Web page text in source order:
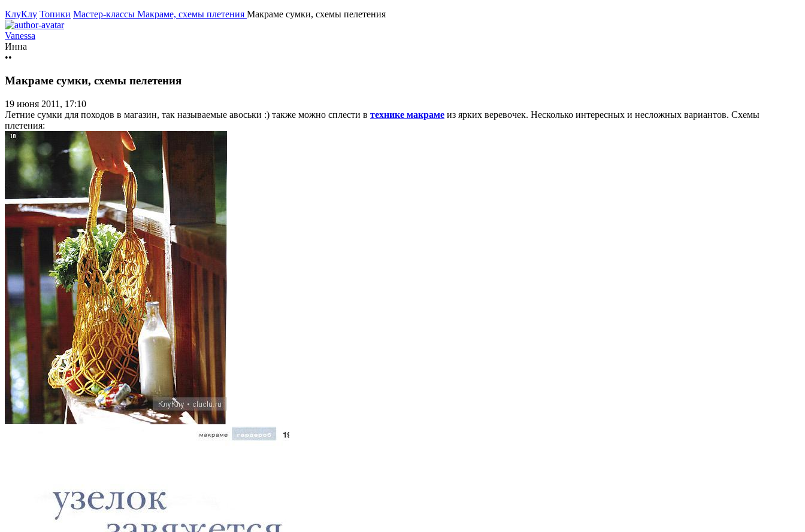
КлуКлу Топики Мастер-классы Макраме, схемы плетения Макраме сумки, схемы пелетения
Vanessa
Инна
••
Макраме сумки, схемы пелетения
19 июня 2011, 17:10
Летние сумки для походов в магазин, так называемые авоськи :) также можно сплести в технике макраме из ярких веревочек. Несколько интересных и несложных вариантов. Схемы
плетения: